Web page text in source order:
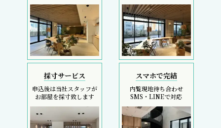
採寸サービス
申込後は当社スタッフが
お部屋を採寸致します
スマホで完結
内覧現地待ち合わせ
SMS・LINEで対応